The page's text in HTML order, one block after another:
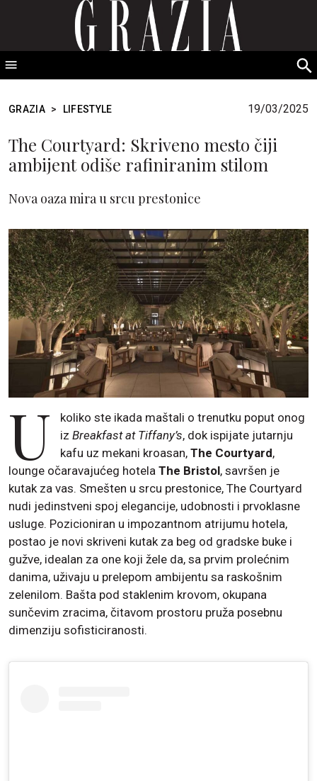
GRAZIA Srbija
GRAZIA > LIFESTYLE 19/03/2025
The Courtyard: Skriveno mesto čiji
ambijent odiše rafiniranim stilom
Nova oaza mira u srcu prestonice
U
koliko ste ikada maštali o trenutku poput onog
izBreakfast at Tiffany’s, dok ispijate jutarnju
kafu uz mekani kroasan,The Courtyard,
lounge očaravajućeg hotela The Bristol, savršen je
kutak za vas. Smešten u srcu prestonice, The Courtyard
nudi jedinstveni spoj elegancije, udobnosti i prvoklasne
usluge. Pozicioniran u impozantnom atrijumu hotela,
postao je novi skriveni kutak za beg od gradske buke i
gužve, idealan za one koji žele da, sa prvim prolećnim
danima, uživaju u prelepom ambijentu sa raskošnim
zelenilom. Bašta pod staklenim krovom, okupana
sunčevim zracima, čitavom prostoru pruža posebnu
dimenziju sofisticiranosti.